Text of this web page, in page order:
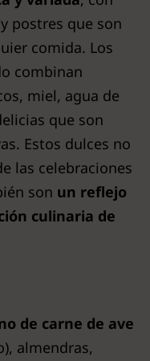
postres que son
comida. Los
combinan
miel, agua de
que son
Estos dulces no
las celebraciones
son un reflejo
culinaria de
de carne de ave
almendras,